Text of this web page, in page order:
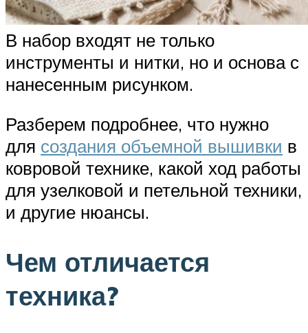
В набор входят не только
инструменты и нитки, но и основа с
нанесенным рисунком.
Разберем подробнее, что нужно
для создания объемной вышивки в
ковровой технике, какой ход работы
для узелковой и петельной техники,
и другие нюансы.
Чем отличается
техника?